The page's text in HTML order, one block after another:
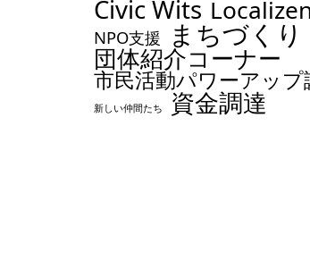
Civic Wits
NPO支援 まちづくり
団体紹介コーナー
市民活動パワーアップ
新しい仲間たち 資金調達